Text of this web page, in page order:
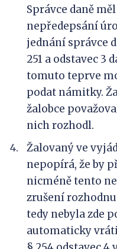
Správce daně
nepředepsání
jednání správce
251 a odstavec 3
tomuto teprve
podat námitky.
žalobce
nich rozhodl.
Žalovaný ve
nepopírá, že by
nicméně tento
zrušení
tedy nebyla zde
automaticky